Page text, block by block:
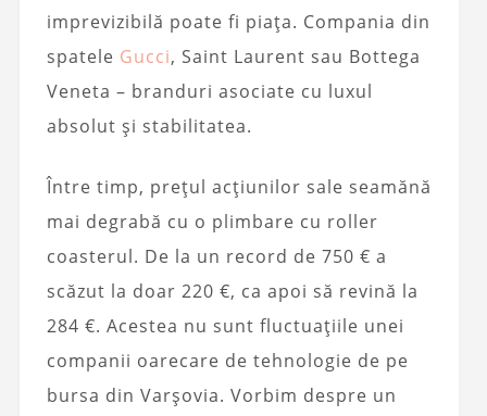
imprevizibilă poate fi piața. Compania din
spatele Gucci, Saint Laurent sau Bottega
Veneta – branduri asociate cu luxul
absolut și stabilitatea.
Între timp, prețul acțiunilor sale seamănă
mai degrabă cu o plimbare cu roller
coasterul. De la un record de 750 € a
scăzut la doar 220 €, ca apoi să revină la
284 €. Acestea nu sunt fluctuațiile unei
companii oarecare de tehnologie de pe
bursa din Varșovia. Vorbim despre un